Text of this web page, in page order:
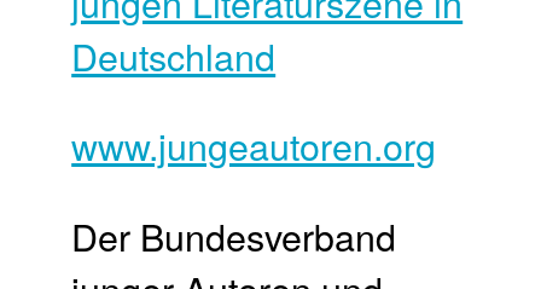
www.jungeautoren.org
Der Bundesverband